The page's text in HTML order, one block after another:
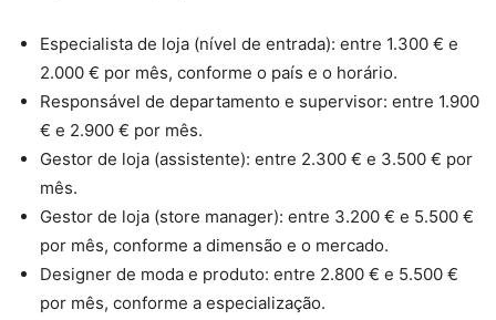
Especialista de loja (nível de entrada): entre 1.300 € e
2.000 € por mês, conforme o país e o horário.
Responsável de departamento e supervisor: entre 1.900
€ e 2.900 € por mês.
Gestor de loja (assistente): entre 2.300 € e 3.500 € por
mês.
Gestor de loja (store manager): entre 3.200 € e 5.500 €
por mês, conforme a dimensão e o mercado.
Designer de moda e produto: entre 2.800 € e 5.500 €
por mês, conforme a especialização.